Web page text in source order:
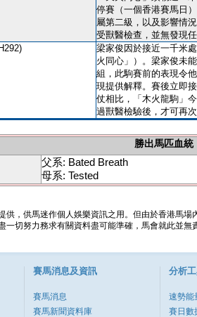
停賽（一個香港賽馬日
屬第二級，以及影響情
受獸醫檢查，並無發現
梁家俊因於接近一千米
火同心」）。梁家俊未
組，此駒賽前的表現令
現提供解釋。賽後立即
仗相比，「木火龍駒」
過獸醫檢驗後，才可再
勝出馬匹血統
父系: Bated Breath
母系: Tested
供，供馬迷作個人娛樂資訊之用。但由於香港馬
一切努力務求有關資料盡可能準確，馬會就此並
賽馬消息及資訊
賽馬消息
賽馬新聞資料庫
分析
速勢能
賽日數